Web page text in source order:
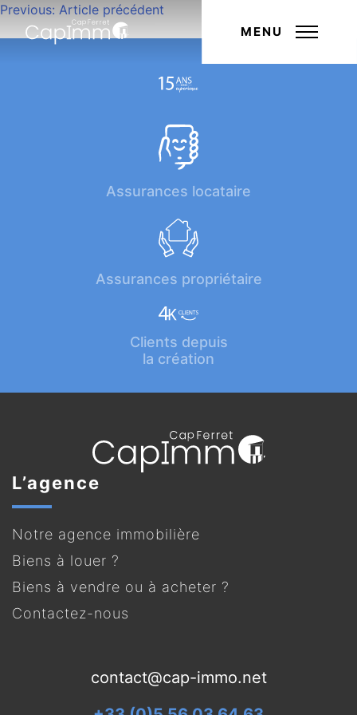
MENU
Navigation
de
Previous: Article précédent
Assurances locataire
Assurances propriétaire
Clients depuis
la création
L’agence
Notre agence immobilière
Biens à louer ?
Biens à vendre ou à acheter ?
Contactez-nous
contact@cap-immo.net